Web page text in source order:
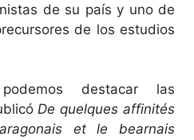
de su país y uno de
de los estudios
destacar las
De quelques affinités
et le bearnais